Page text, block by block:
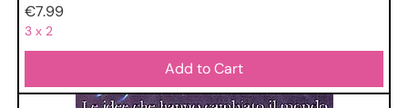
Price
€7.99
3 x 2
Add to Cart